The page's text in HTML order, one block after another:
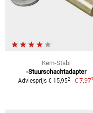
Kern-Stabi
-Stuurschachtadapter
Adviesprijs € 15,952 € 7,971